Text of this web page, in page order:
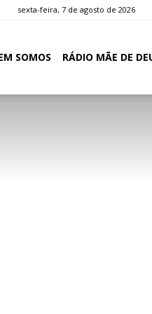
sexta-feira, 7 de agosto de 2026
SOMOS RÁDIO MÃE DE